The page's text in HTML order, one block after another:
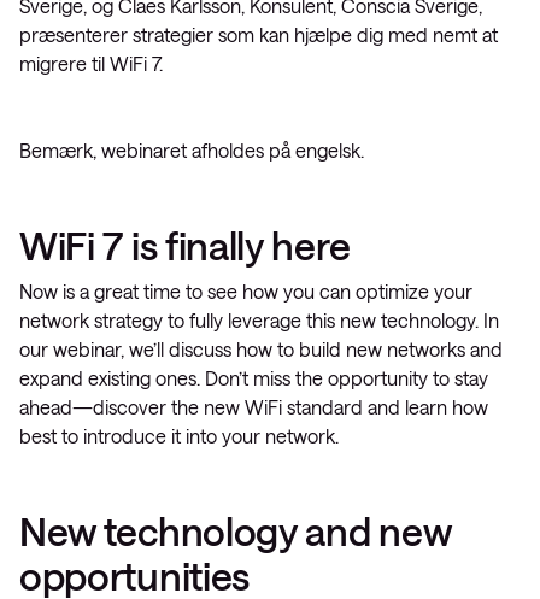
Sverige, og Claes Karlsson, Konsulent, Conscia Sverige,
præsenterer strategier som kan hjælpe dig med nemt at
migrere til WiFi 7.
Bemærk, webinaret afholdes på engelsk.
WiFi 7 is finally here
Now is a great time to see how you can optimize your
network strategy to fully leverage this new technology. In
our webinar, we’ll discuss how to build new networks and
expand existing ones. Don’t miss the opportunity to stay
ahead—discover the new WiFi standard and learn how
best to introduce it into your network.
New technology and new
opportunities